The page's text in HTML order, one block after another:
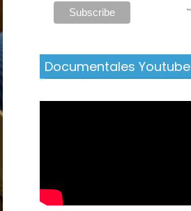
Documentales Youtube